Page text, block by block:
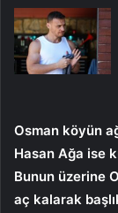
Osman köyün
Hasan Ağa ise
Bunun üzerine
aç kalarak